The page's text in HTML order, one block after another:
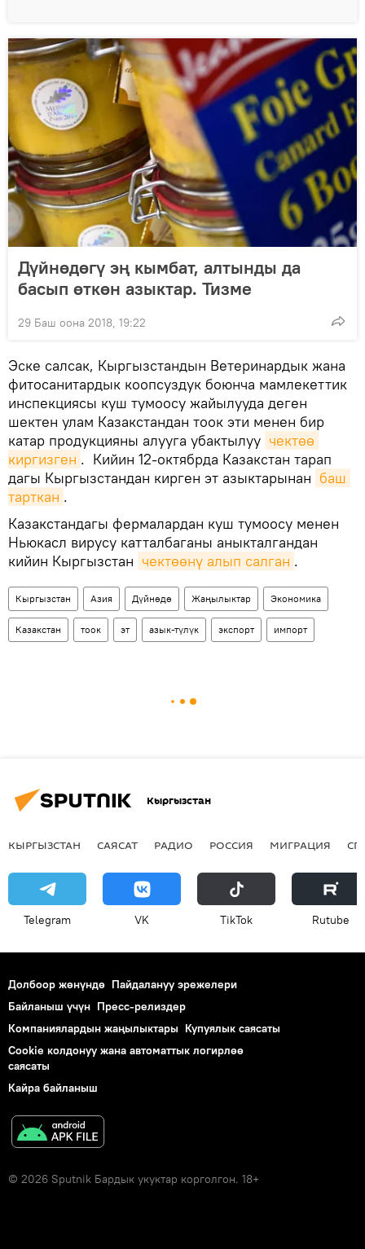
Дүйнөдөгү эң кымбат, алтынды да
басып өткөн азыктар. Тизме
29 Баш оона 2018, 19:22
Эске салсак, Кыргызстандын Ветеринардык жана
фитосанитардык коопсуздук боюнча мамлекеттик
инспекциясы куш тумоосу жайылууда деген
шектен улам Казакстандан тоок эти менен бир
катар продукцияны алууга убактылуу чектөө
киргизген . Кийин 12-октябрда Казакстан тарап
дагы Кыргызстандан кирген эт азыктарынан баш
тарткан .
Казакстандагы фермалардан куш тумоосу менен
Ньюкасл вирусу катталбаганы аныкталгандан
кийин Кыргызстан чектөөнү алып салган .
Кыргызстан Азия Дүйнөдө Жаңылыктар Экономика
Казакстан тоок эт азык-түлүк экспорт импорт
Кыргызстан
КЫРГЫЗСТАН САЯСАТ РАДИО РОССИЯ МИГРАЦИЯ
Telegram VK ТikТоk Rutube
Долбоор жөнүндө Пайдалануу эрежелери
Байланыш үчүн Пресс-релиздер
Компаниялардын жаңылыктары Купуялык саясаты
Cookie колдонуу жана автоматтык логирлөө
саясаты
Кайра байланыш
© 2026 Sputnik Бардык укуктар корголгон. 18+